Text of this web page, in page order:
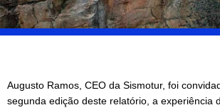
Augusto Ramos, CEO da Sismotur, foi
segunda edição deste relatório, a experiência